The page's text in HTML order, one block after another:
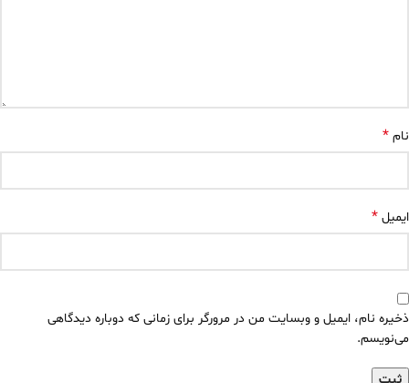
نام *
ایمیل *
ذخیره نام، ایمیل و وبسایت من در مرورگر برای زمانی که دوباره دیدگاهی
می‌نویسم.